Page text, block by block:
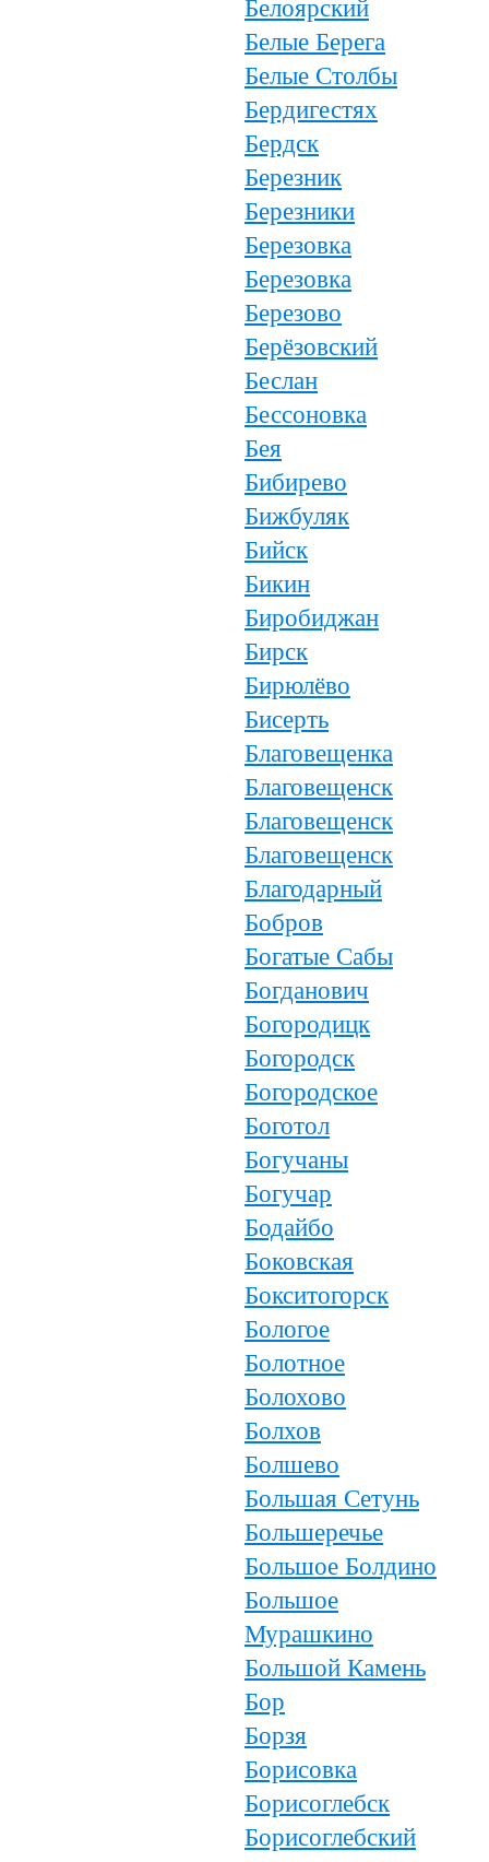
Белоярский
Белые Берега
Белые Столбы
Бердигестях
Бердск
Березник
Березники
Березовка
Березовка
Березово
Берёзовский
Беслан
Бессоновка
Бея
Бибирево
Бижбуляк
Бийск
Бикин
Биробиджан
Бирск
Бирюлёво
Бисерть
Благовещенка
Благовещенск
Благовещенск
Благовещенск
Благодарный
Бобров
Богатые Сабы
Богданович
Богородицк
Богородск
Богородское
Боготол
Богучаны
Богучар
Бодайбо
Боковская
Бокситогорск
Бологое
Болотное
Болохово
Болхов
Болшево
Большая Сетунь
Большеречье
Большое Болдино
Большое
Мурашкино
Большой Камень
Бор
Борзя
Борисовка
Борисоглебск
Борисоглебский